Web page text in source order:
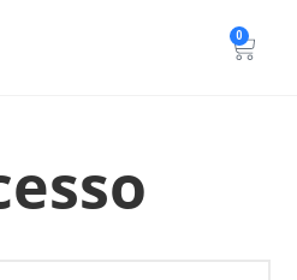
0